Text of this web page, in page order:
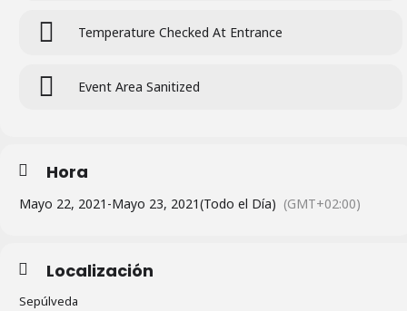
Temperature Checked At Entrance
Event Area Sanitized
Hora
Mayo 22, 2021 -Mayo 23, 2021(Todo el Día) (GMT+02:00)
Localización
Sepúlveda